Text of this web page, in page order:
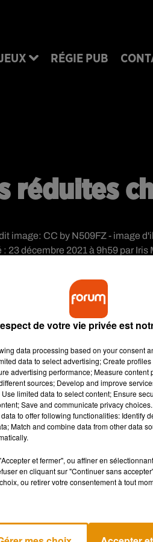
RÉGIE PUB
réduites
: 23 décembre 2021 à 9h59 par Iris
image: CC by N509FZ - image
recours à cette solution
aux inondations au
nippon ne serviront ainsi
Canada, et "des perturbations
rencontrons des retards
des frites, malgré "la
de votre vie privée est
data processing based on your consent
data to select advertising; Create
advertising performance; Measure
sources; Develop and improve
limited data to select content; Ensure
Save and communicate privacy
to offer following functionalities: Identify
Match and combine data from other data
et fermer", ou affiner en
en cliquant sur "Continuer sans
ou retirer votre consentement à tout